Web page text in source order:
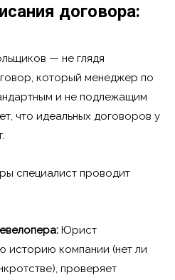
договора:
— не глядя
который менеджер по
и не подлежащим
что идеальных договоров у
специалист проводит
Юрист
историю компании (нет ли
проверяет